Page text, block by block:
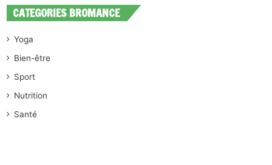
CATEGORIES BROMANCE
Yoga
Bien-être
Sport
Nutrition
Santé